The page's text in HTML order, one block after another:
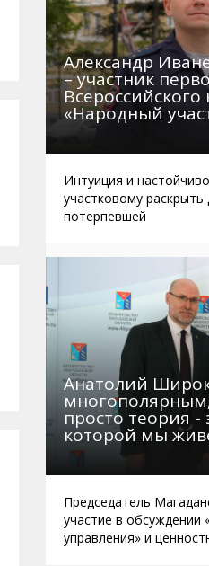
Александр
– участник
Всероссийского
«Народный
Интуиция и
участковому
потерпевшей
Анатолий
просто теория -
которой мы
Председатель
участие в обсуждении
управления» и